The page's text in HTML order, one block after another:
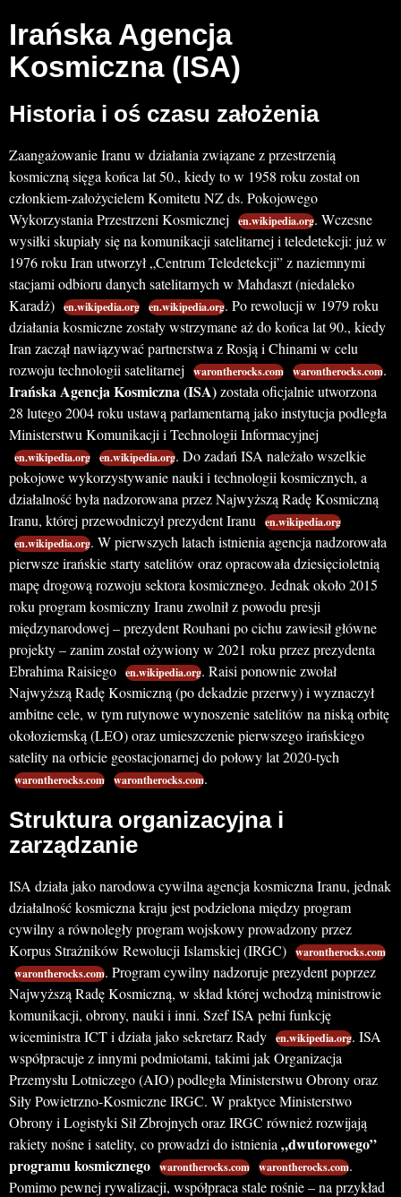
Irańska Agencja
Kosmiczna (ISA)
Historia i oś czasu założenia
Zaangażowanie Iranu w działania związane z przestrzenią
kosmiczną sięga końca lat 50., kiedy to w 1958 roku został on
członkiem-założycielem Komitetu NZ ds. Pokojowego
Wykorzystania Przestrzeni Kosmicznej
en.wikipedia.org. Wczesne
wysiłki skupiały się na komunikacji satelitarnej i teledetekcji: już w
1976 roku Iran utworzył „Centrum Teledetekcji” z naziemnymi
stacjami odbioru danych satelitarnych w Mahdaszt (niedaleko
Karadż) en.wikipedia.org en.wikipedia.org. Po rewolucji w 1979 roku
działania kosmiczne zostały wstrzymane aż do końca lat 90., kiedy
Iran zaczął nawiązywać partnerstwa z Rosją i Chinami w celu
rozwoju technologii satelitarnej
warontherocks.com warontherocks.com.
Irańska Agencja Kosmiczna (ISA)została oficjalnie utworzona
28 lutego 2004 roku ustawą parlamentarną jako instytucja podległa
Ministerstwu Komunikacji i Technologii Informacyjnej
en.wikipedia.org en.wikipedia.org. Do zadań ISA należało wszelkie
pokojowe wykorzystywanie nauki i technologii kosmicznych, a
działalność była nadzorowana przez Najwyższą Radę Kosmiczną
Iranu, której przewodniczył prezydent Iranu
en.wikipedia.org
en.wikipedia.org. W pierwszych latach istnienia agencja nadzorowała
pierwsze irańskie starty satelitów oraz opracowała dziesięcioletnią
mapę drogową rozwoju sektora kosmicznego. Jednak około 2015
roku program kosmiczny Iranu zwolnił z powodu presji
międzynarodowej – prezydent Rouhani po cichu zawiesił główne
projekty – zanim został ożywiony w 2021 roku przez prezydenta
Ebrahima Raisiego en.wikipedia.org. Raisi ponownie zwołał
Najwyższą Radę Kosmiczną (po dekadzie przerwy) i wyznaczył
ambitne cele, w tym rutynowe wynoszenie satelitów na niską orbitę
okołoziemską (LEO) oraz umieszczenie pierwszego irańskiego
satelity na orbicie geostacjonarnej do połowy lat 2020-tych
warontherocks.com warontherocks.com.
Struktura organizacyjna i
zarządzanie
ISA działa jako narodowa cywilna agencja kosmiczna Iranu, jednak
działalność kosmiczna kraju jest podzielona między program
cywilny a równoległy program wojskowy prowadzony przez
Korpus Strażników Rewolucji Islamskiej (IRGC) warontherocks.com
warontherocks.com. Program cywilny nadzoruje prezydent poprzez
Najwyższą Radę Kosmiczną, w skład której wchodzą ministrowie
komunikacji, obrony, nauki i inni. Szef ISA pełni funkcję
wiceministra ICT i działa jako sekretarz Rady en.wikipedia.org. ISA
współpracuje z innymi podmiotami, takimi jak Organizacja
Przemysłu Lotniczego (AIO) podległa Ministerstwu Obrony oraz
Siły Powietrzno-Kosmiczne IRGC. W praktyce Ministerstwo
Obrony i Logistyki Sił Zbrojnych oraz IRGC również rozwijają
rakiety nośne i satelity, co prowadzi do istnienia „dwutorowego”
programu kosmicznego warontherocks.com warontherocks.com.
Pomimo pewnej rywalizacji, współpraca stale rośnie – na przykład